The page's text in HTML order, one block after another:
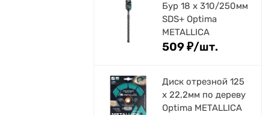
Бур 18 х 310/250мм
SDS+ Optima
METALLICA
509₽/шт.
Диск отрезной 125
x 22,2мм по дереву
Optima METALLICA